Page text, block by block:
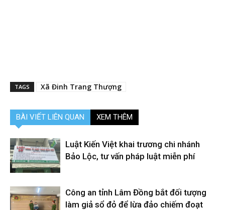
TAGS Xã Đinh Trang Thượng
BÀI VIẾT LIÊN QUAN XEM THÊM
Luật Kiến Việt khai trương chi nhánh
Bảo Lộc, tư vấn pháp luật miễn phí
Công an tỉnh Lâm Đồng bắt đối tượng
làm giả sổ đỏ để lừa đảo chiếm đoạt